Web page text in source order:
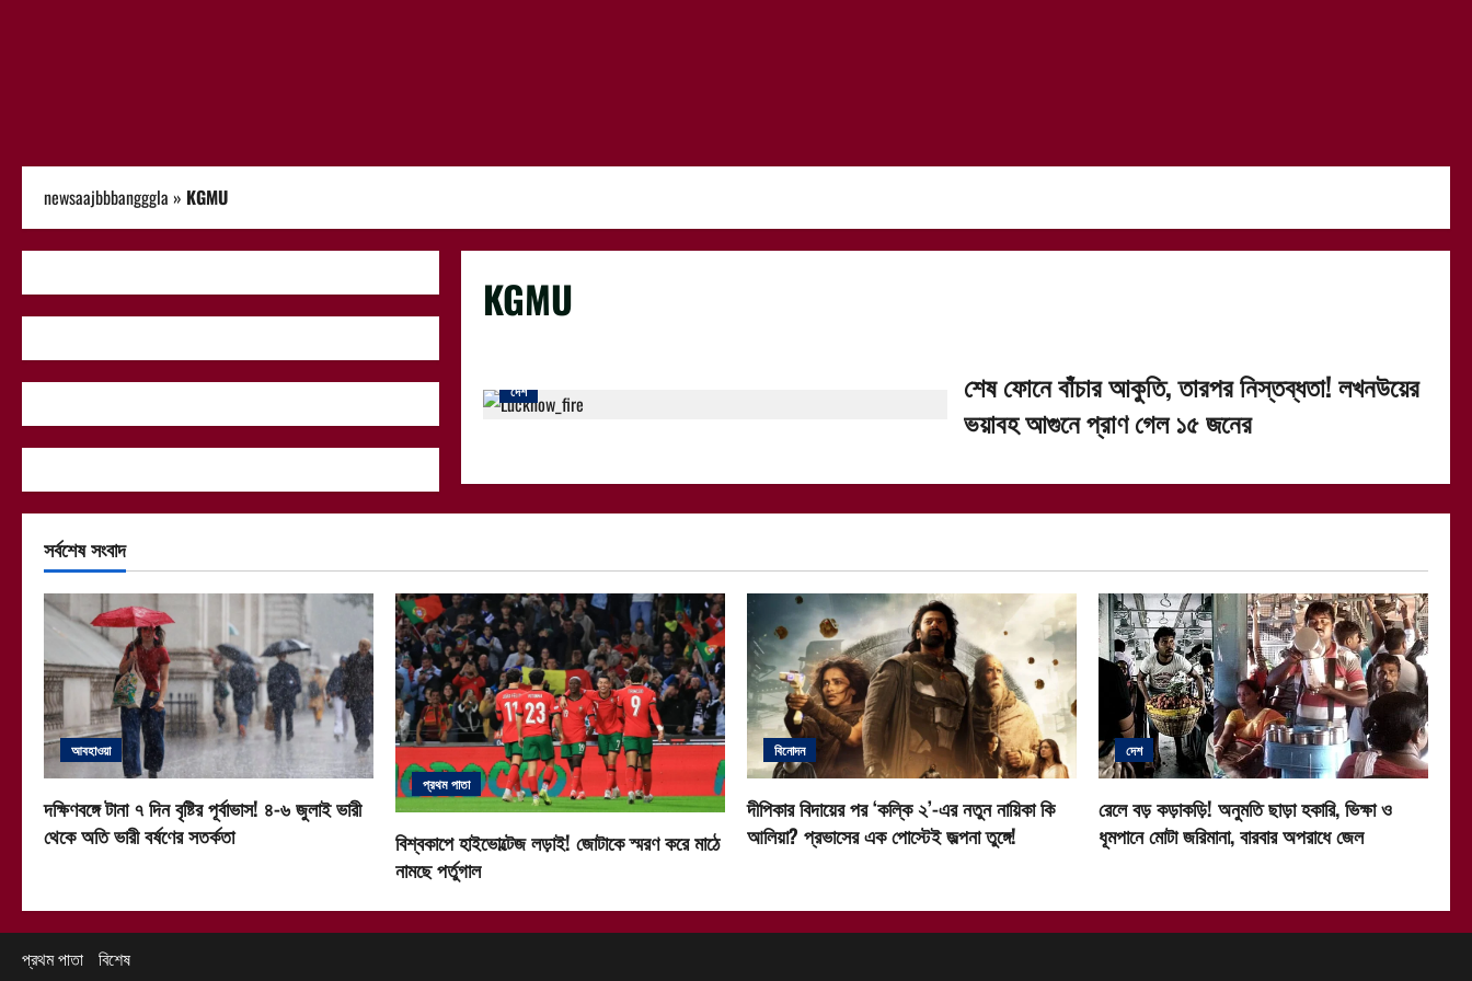
newsaajbbbangggla » KGMU
KGMU
দেশ
শেষ ফোনে বাঁচার আকুতি, তারপর নিস্তব্ধতা! লখনউয়ের
ভয়াবহ আগুনে প্রাণ গেল ১৫ জনের
সর্বশেষ সংবাদ
আবহাওয়া
দক্ষিণবঙ্গে টানা ৭ দিন বৃষ্টির পূর্বাভাস! ৪-৬ জুলাই ভারী
থেকে অতি ভারী বর্ষণের সতর্কতা
প্রথম পাতা
বিশ্বকাপে হাইভোল্টেজ লড়াই! জোটাকে স্মরণ করে মাঠে
নামছে পর্তুগাল
বিনোদন
দীপিকার বিদায়ের পর ‘কল্কি ২’-এর নতুন নায়িকা কি
আলিয়া? প্রভাসের এক পোস্টেই জল্পনা তুঙ্গে!
দেশ
রেলে বড় কড়াকড়ি! অনুমতি ছাড়া হকারি, ভিক্ষা ও
ধূমপানে মোটা জরিমানা, বারবার অপরাধে জেল
প্রথম পাতা বিশেষ